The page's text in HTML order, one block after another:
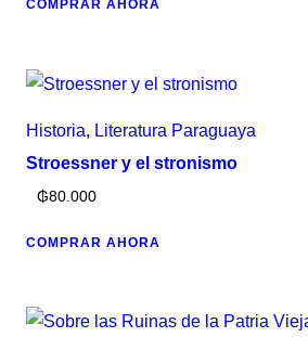
COMPRAR AHORA
Historia, Literatura Paraguaya
Stroessner y el stronismo
₲80.000
COMPRAR AHORA